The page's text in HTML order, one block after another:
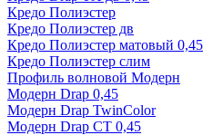
Кредо Полиэстер
Кредо Полиэстер дв
Кредо Полиэстер матовый 0,45
Кредо Полиэстер слим
Профиль волновой Модерн
Модерн Drap 0,45
Модерн Drap TwinColor
Модерн Drap СТ 0,45